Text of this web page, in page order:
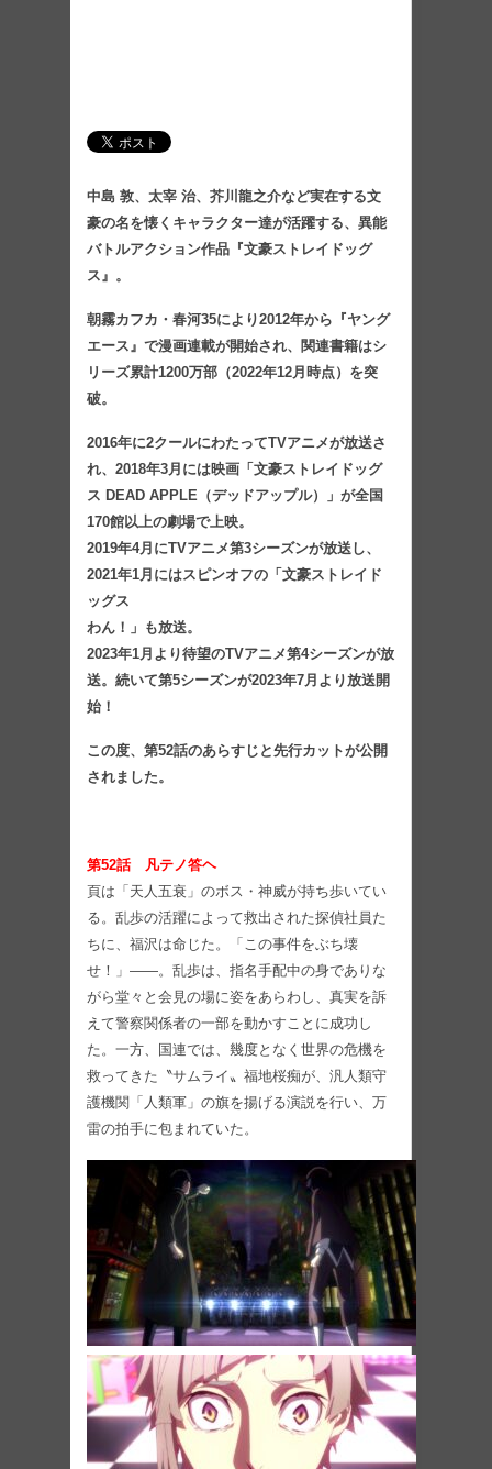
中島 敦、太宰 治、芥川龍之介など実在する文
豪の名を懐くキャラクター達が活躍する、異能
バトルアクション作品『文豪ストレイドッグ
ス』。
朝霧カフカ・春河35により2012年から『ヤング
エース』で漫画連載が開始され、関連書籍はシ
リーズ累計1200万部（2022年12月時点）を突
破。
2016年に2クールにわたってTVアニメが放送さ
れ、2018年3月には映画「文豪ストレイドッグ
ス DEAD APPLE（デッドアップル）」が全国
170館以上の劇場で上映。
2019年4月にTVアニメ第3シーズンが放送し、
2021年1月にはスピンオフの「文豪ストレイド
ッグス
わん！」も放送。
2023年1月より待望のTVアニメ第4シーズンが放
送。続いて第5シーズンが2023年7月より放送開
始！
この度、第52話のあらすじと先行カットが公開
されました。
第52話 凡テノ答ヘ
頁は「天人五衰」のボス・神威が持ち歩いてい
る。乱歩の活躍によって救出された探偵社員た
ちに、福沢は命じた。「この事件をぶち壊
せ！」――。乱歩は、指名手配中の身でありな
がら堂々と会見の場に姿をあらわし、真実を訴
えて警察関係者の一部を動かすことに成功し
た。一方、国連では、幾度となく世界の危機を
救ってきた〝サムライ〟福地桜痴が、汎人類守
護機関「人類軍」の旗を揚げる演説を行い、万
雷の拍手に包まれていた。